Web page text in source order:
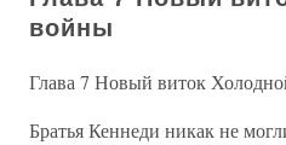
войны
Глава 7 Новый виток
Братья Кеннеди никак не